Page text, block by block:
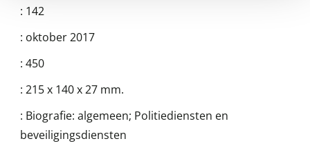
: 142
: oktober 2017
: 450
: 215 x 140 x 27 mm.
: Biografie: algemeen; Politiediensten en
beveiligingsdiensten